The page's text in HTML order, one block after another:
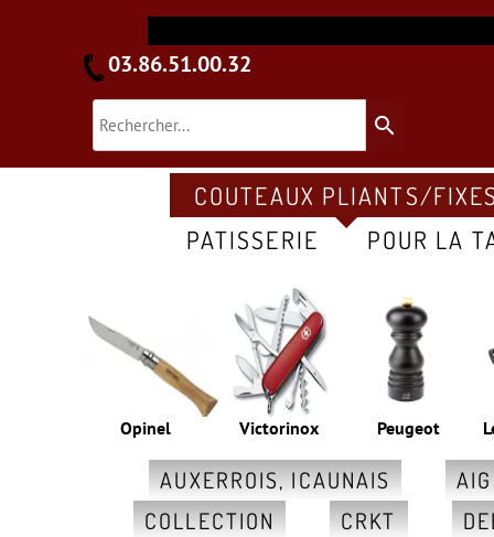
search
AUXERROIS, ICAUNAIS
COLLECTION
CRKT
Peugeot
Victorinox
Opinel
COUTEAUX PLIANTS/FIXES
PATISSERIE
POUR LA
03.86.51.00.32